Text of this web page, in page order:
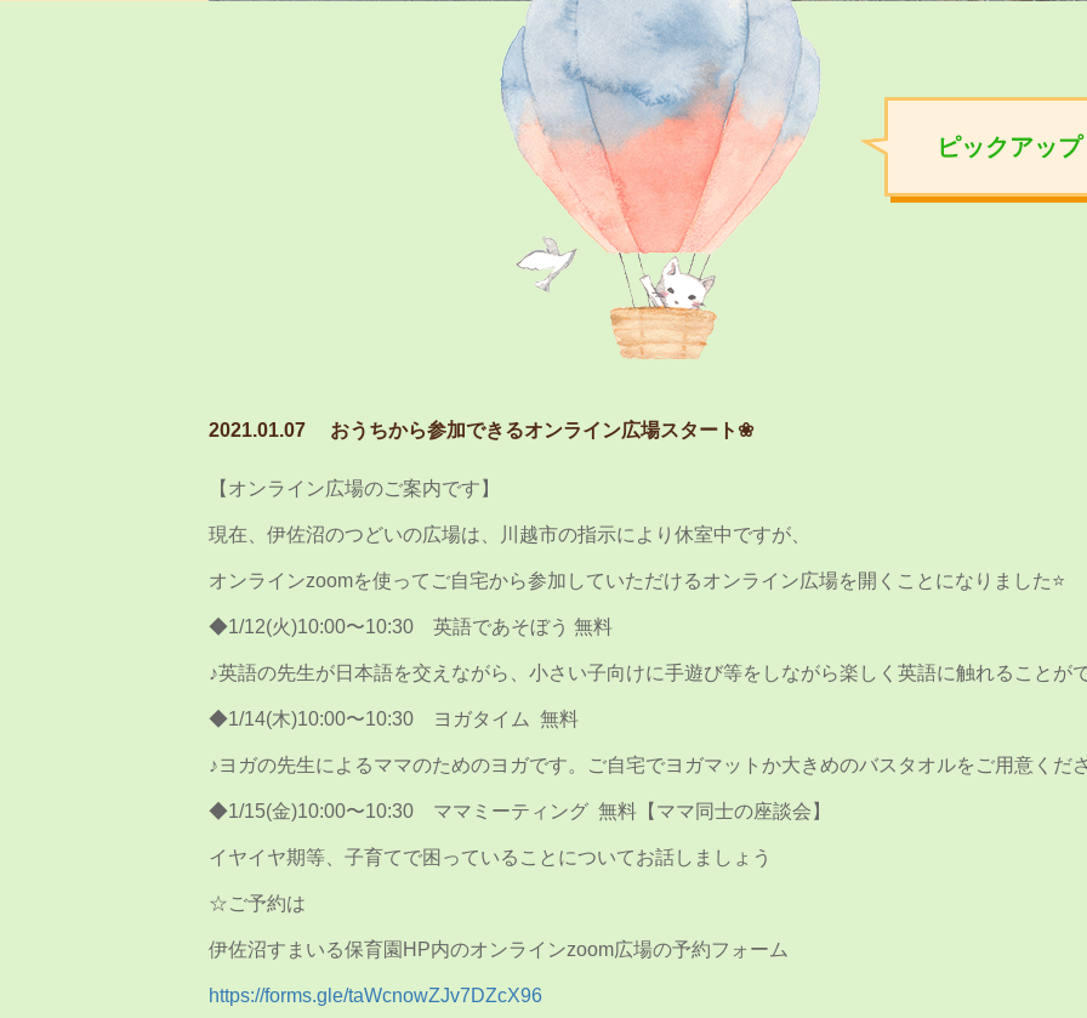
ピックアップ
2021.01.07 おうちから参加できるオンライン広場スタート❀
【オンライン広場のご案内です】
現在、伊佐沼のつどいの広場は、川越市の指示により休室中ですが、
オンラインzoomを使ってご自宅から参加していただけるオンライン広場を開くことになりました⭐️
◆1/12(火)10:00〜10:30 英語であそぼう 無料
♪英語の先生が日本語を交えながら、小さい子向けに手遊び等をしながら楽しく英語に触れることが
◆1/14(木)10:00〜10:30 ヨガタイム 無料
♪ヨガの先生によるママのためのヨガです。ご自宅でヨガマットか大きめのバスタオルをご用意くださ
◆1/15(金)10:00〜10:30 ママミーティング 無料【ママ同士の座談会】
イヤイヤ期等、子育てで困っていることについてお話しましょう
☆ご予約は
伊佐沼すまいる保育園HP内のオンラインzoom広場の予約フォーム
https://forms.gle/taWcnowZJv7DZcX96